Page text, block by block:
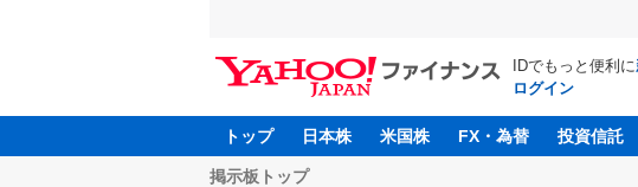
IDでもっと便利に
ログイン
トップ 日本株 米国株 FX・為替 投資信託
掲示板トップ